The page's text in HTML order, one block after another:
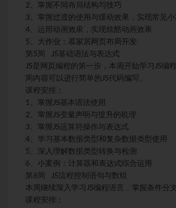
2、掌握不同布局结构与技巧
3、掌握过渡的使用与缓动效果，实现常见小
4、运用动画效果，实现炫酷动画效果
5、大作业：慕家居网页布局开发
第5周 JS基础语法与表达式
JS是网页编程的第一步，本周开始学习JS编
周内容可以进行简单的JS代码编写。
课程安排：
1、掌握JS基本语法使用
2、掌握JS变量声明与提升的机理
3、掌握JS运算符操作与表达式
4、学习基本数据类型和复杂数据类型使用
5、深入理解数据类型转换与检测
6、小案例：计算器和表达式综合运用
第6周 JS流程控制语句与数组
本周继续深入学习JS编程语言，掌握条件分
课程安排：